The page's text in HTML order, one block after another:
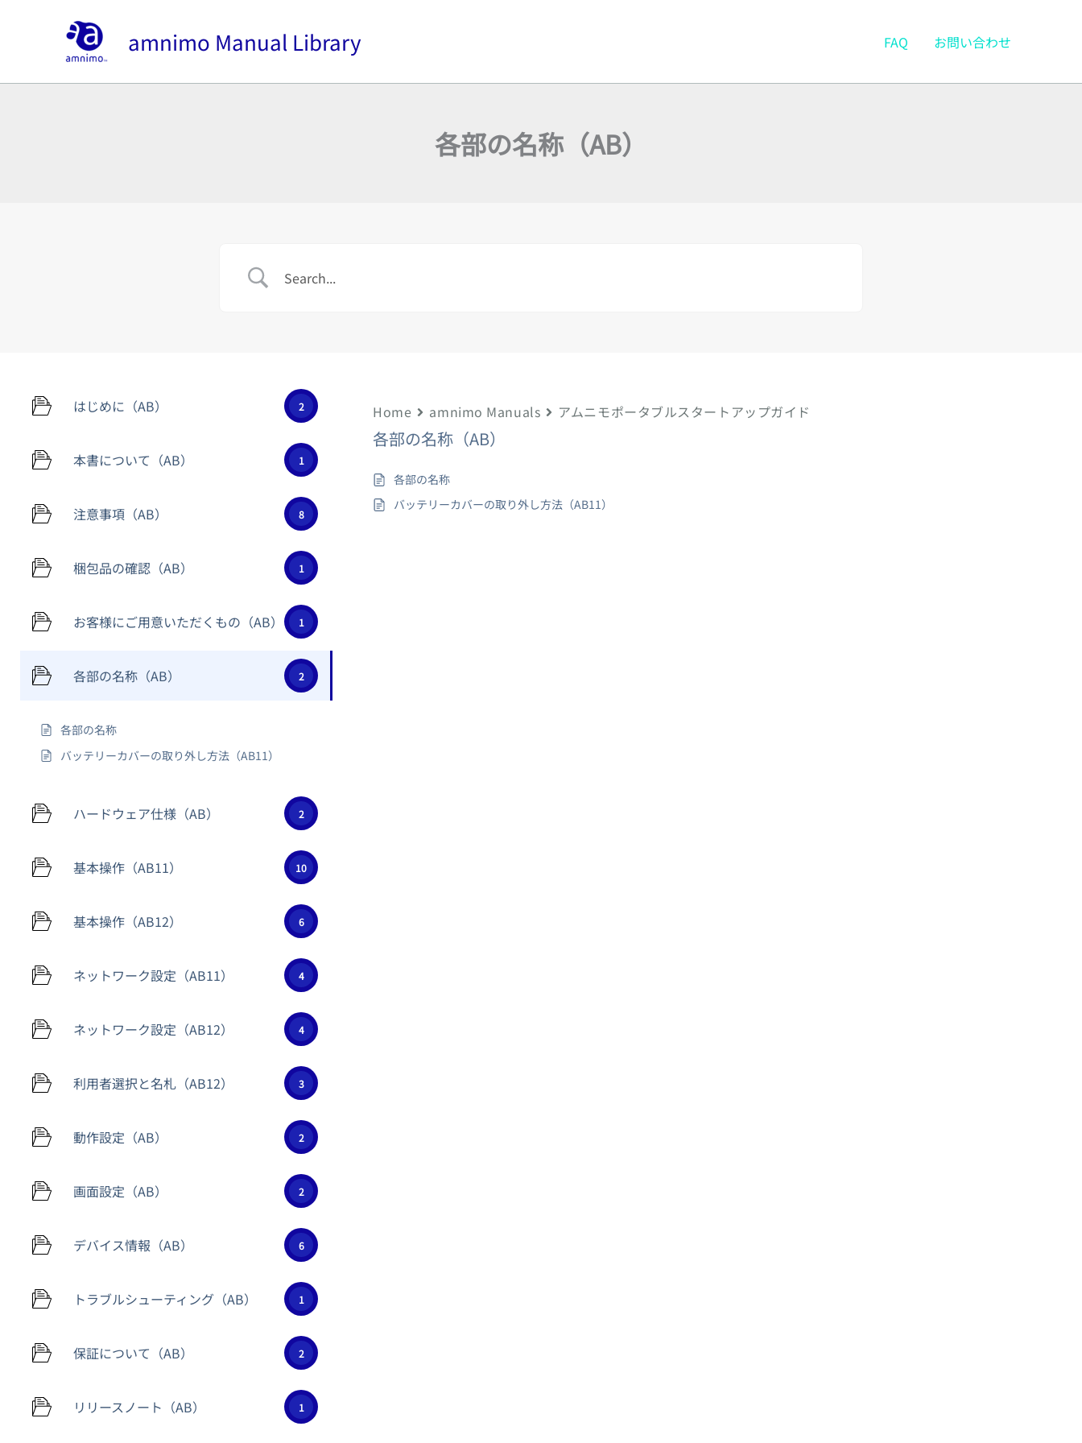
amnimo Manual Library FAQ お問い合わせ
各部の名称（AB）
はじめに（AB） 2
本書について（AB） 1
注意事項（AB） 8
梱包品の確認（AB） 1
お客様にご用意いただくもの（AB） 1
各部の名称（AB） 2
各部の名称
バッテリーカバーの取り外し方法（AB11）
ハードウェア仕様（AB） 2
基本操作（AB11） 10
基本操作（AB12） 6
ネットワーク設定（AB11） 4
ネットワーク設定（AB12） 4
利用者選択と名札（AB12） 3
動作設定（AB） 2
画面設定（AB） 2
デバイス情報（AB） 6
トラブルシューティング（AB） 1
保証について（AB） 2
リリースノート（AB） 1
Home amnimo Manuals アムニモポータブルスタートアップガイド
各部の名称（AB）
各部の名称
バッテリーカバーの取り外し方法（AB11）